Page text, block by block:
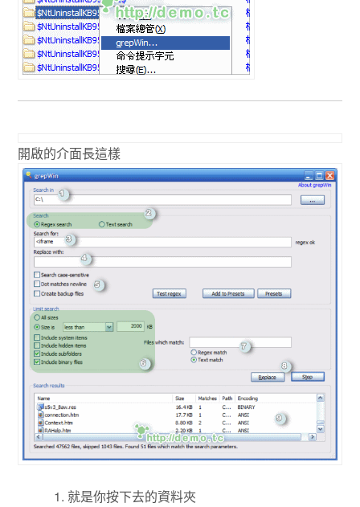
開啟的介面長這樣
就是你按下去的資料夾